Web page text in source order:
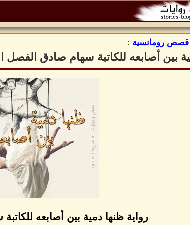
قصص رومانسية :
بين أصابعه للكاتبة سهام صادق الفصل
رواية ظنها دمية بين أصابعه